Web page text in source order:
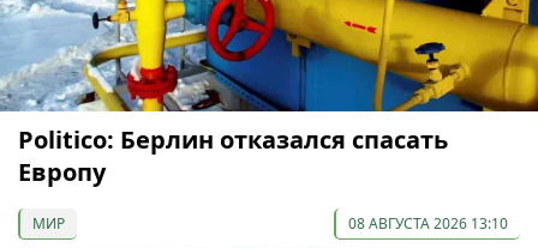
Politico: Берлин отказался спасать
Европу
МИР 08 АВГУСТА 2026 13:10